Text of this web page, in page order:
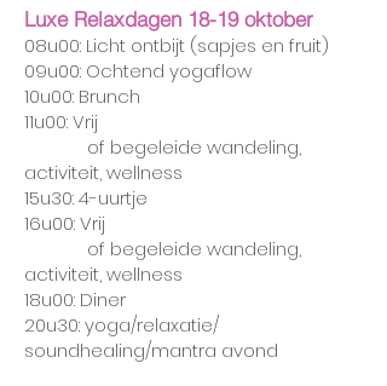
Luxe Relaxdagen 18-19 oktober
08u00: Licht ontbijt (sapjes en fruit)
09u00: Ochtend yogaflow
10u00: Brunch
11u00: Vrij
of begeleide wandeling,
activiteit, wellness
15u30: 4-uurtje
16u00: Vrij
of begeleide wandeling,
activiteit, wellness
18u00: Diner
20u30: yoga/relaxatie/
soundhealing/mantra avond